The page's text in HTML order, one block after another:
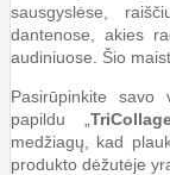
sausgyslėse,
dantenose, akies
audiniuose. Šio
Pasirūpinkite
papildu „
medžiagų, kad
produkto dėžutėje